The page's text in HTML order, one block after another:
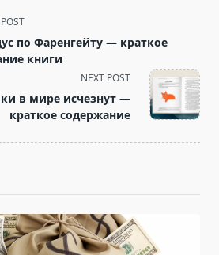
по Фаренгейту — краткое
книги
NEXT POST
в мире исчезнут —
краткое содержание